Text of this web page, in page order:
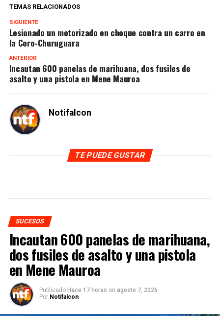
TEMAS RELACIONADOS
SIGUIENTE
Lesionado un motorizado en choque contra un carro en
la Coro-Churuguara
ANTERIOR
Incautan 600 panelas de marihuana, dos fusiles de
asalto y una pistola en Mene Mauroa
Notifalcon
TE PUEDE GUSTAR
SUCESOS
Incautan 600 panelas de marihuana,
dos fusiles de asalto y una pistola
en Mene Mauroa
Publicado Hace 17 horas on agosto 7, 2026
Por Notifalcon